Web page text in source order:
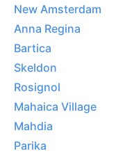
New Amsterdam
Anna Regina
Bartica
Skeldon
Rosignol
Mahaica Village
Mahdia
Parika